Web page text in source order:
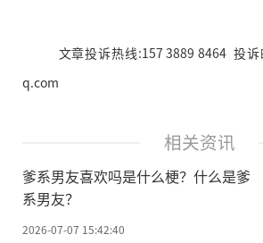
文章投诉热线:157 3889 8464 投诉
q.com
相关资讯
爹系男友喜欢吗是什么梗？什么是爹
系男友？
2026-07-07 15:42:40